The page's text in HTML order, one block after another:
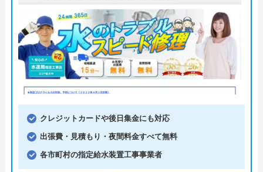
クレジットカードや後日集金にも対応
出張費・見積もり・夜間料金すべて無料
各市町村の指定給水装置工事事業者